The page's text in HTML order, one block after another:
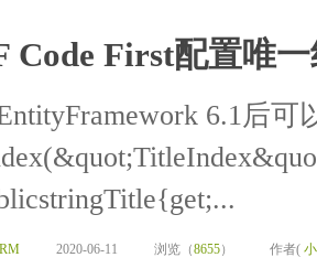
Code First配置唯
6.1后可
2020-06-11 浏览（8655） 作者(